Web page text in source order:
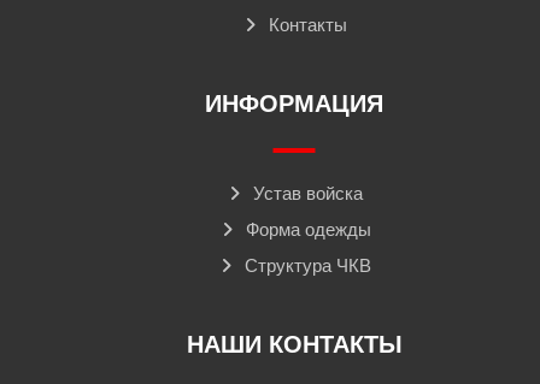
Контакты
ИНФОРМАЦИЯ
Устав войска
Форма одежды
Структура ЧКВ
НАШИ КОНТАКТЫ